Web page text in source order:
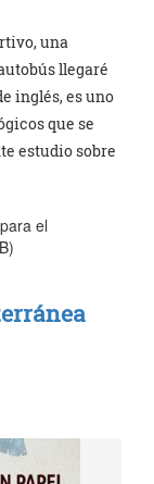
una
llegaré
inglés, es uno
que se
estudio sobre
el